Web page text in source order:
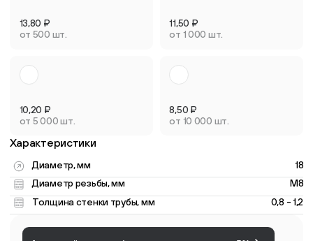
13,80 ₽
от 500 шт.
11,50 ₽
от 1 000 шт.
10,20 ₽
от 5 000 шт.
8,50 ₽
от 10 000 шт.
Характеристики
Диаметр, мм
18
Диаметр резьбы, мм
M8
Толщина стенки трубы, мм
0,8 - 1,2